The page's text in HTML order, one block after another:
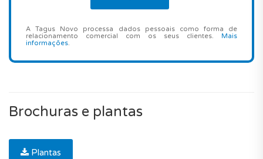
A Tagus Novo processa dados pessoais como forma de
relacionamento comercial com os seus clientes. Mais
informações.
Brochuras e plantas
Plantas